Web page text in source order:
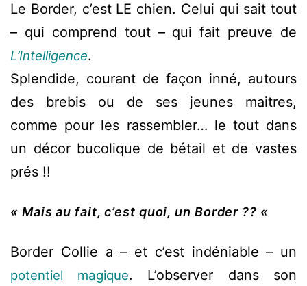
Le Border, c’est LE chien. Celui qui sait tout
– qui comprend tout – qui fait preuve de
L’Intelligence.
Splendide, courant de façon inné, autours
des brebis ou de ses jeunes maitres,
comme pour les rassembler… le tout dans
un décor bucolique de bétail et de vastes
prés !!
« Mais au fait, c’est quoi, un Border ?? «
Border Collie a – et c’est indéniable – un
potentiel magique. L’observer dans son